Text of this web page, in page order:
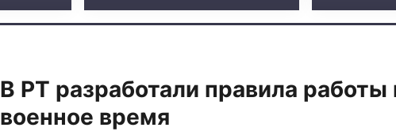
В РТ разработали правила
военное время